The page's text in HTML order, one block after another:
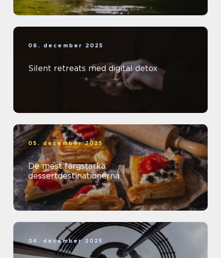
06. december 2025
Silent retreats med digital detox
05. december 2025
De mest färgstarka
dessertdestinationerna
04. december 2025